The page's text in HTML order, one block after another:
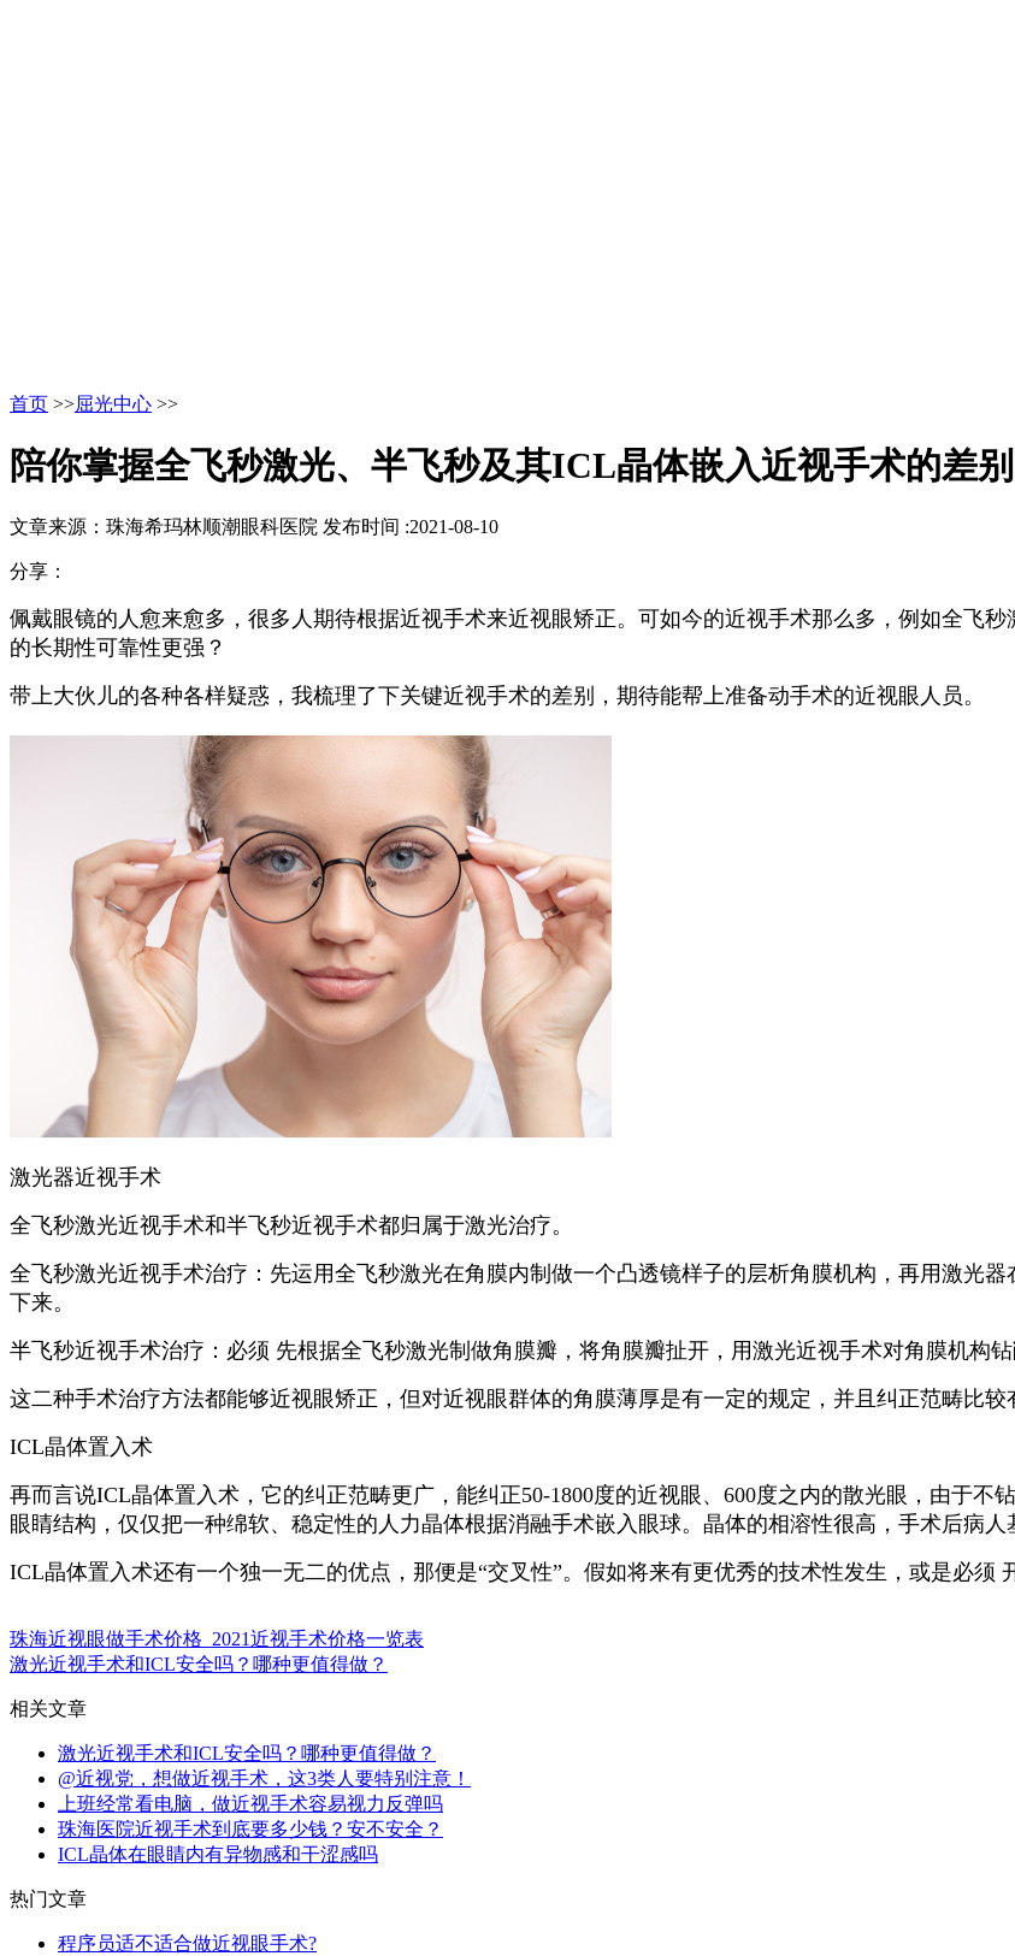
首页 >>屈光中心 >>
陪你掌握全飞秒激光、半飞秒及其ICL晶体嵌入近视手术的差别
文章来源：珠海希玛林顺潮眼科医院 发布时间 :2021-08-10
分享：
佩戴眼镜的人愈来愈多，很多人期待根据近视手术来近视眼矫正。可如今的近视手术那么多，例如全飞
的长期性可靠性更强？
带上大伙儿的各种各样疑惑，我梳理了下关键近视手术的差别，期待能帮上准备动手术的近视眼人员。
激光器近视手术
全飞秒激光近视手术和半飞秒近视手术都归属于激光治疗。
全飞秒激光近视手术治疗：先运用全飞秒激光在角膜内制做一个凸透镜样子的层析角膜机构，再用激光
下来。
半飞秒近视手术治疗：必须 先根据全飞秒激光制做角膜瓣，将角膜瓣扯开，用激光近视手术对角膜机构
这二种手术治疗方法都能够近视眼矫正，但对近视眼群体的角膜薄厚是有一定的规定，并且纠正范畴比较
ICL晶体置入术
再而言说ICL晶体置入术，它的纠正范畴更广，能纠正50-1800度的近视眼、600度之内的散光眼，由于
眼睛结构，仅仅把一种绵软、稳定性的人力晶体根据消融手术嵌入眼球。晶体的相溶性很高，手术后病人
ICL晶体置入术还有一个独一无二的优点，那便是“交叉性”。假如将来有更优秀的技术性发生，或是必须
珠海近视眼做手术价格_2021近视手术价格一览表
激光近视手术和ICL安全吗？哪种更值得做？
相关文章
激光近视手术和ICL安全吗？哪种更值得做？
@近视党，想做近视手术，这3类人要特别注意！
上班经常看电脑，做近视手术容易视力反弹吗
珠海医院近视手术到底要多少钱？安不安全？
ICL晶体在眼睛内有异物感和干涩感吗
热门文章
程序员适不适合做近视眼手术?